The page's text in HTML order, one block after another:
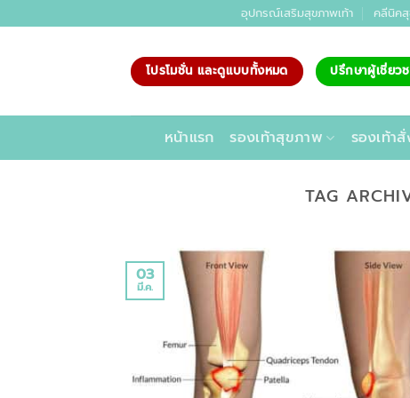
ไป
อุปกรณ์เสริมสุขภาพเท้า คลีนิคสุ
โปรโมชั่น และดูแบบทั้งหมด ปรึกษาผู้เชี่ยว
หน้าแรก รองเท้าสุขภาพ รองเท้า
TAG
03
มี.ค.